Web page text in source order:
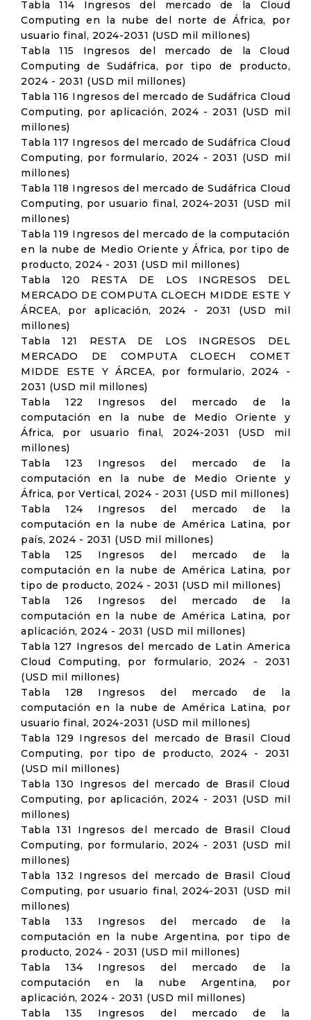
Tabla 114 Ingresos del mercado de la Cloud
Computing en la nube del norte de África, por
usuario final, 2024-2031 (USD mil millones)
Tabla 115 Ingresos del mercado de la Cloud
Computing de Sudáfrica, por tipo de producto,
2024 - 2031 (USD mil millones)
Tabla 116 Ingresos del mercado de Sudáfrica Cloud
Computing, por aplicación, 2024 - 2031 (USD mil
millones)
Tabla 117 Ingresos del mercado de Sudáfrica Cloud
Computing, por formulario, 2024 - 2031 (USD mil
millones)
Tabla 118 Ingresos del mercado de Sudáfrica Cloud
Computing, por usuario final, 2024-2031 (USD mil
millones)
Tabla 119 Ingresos del mercado de la computación
en la nube de Medio Oriente y África, por tipo de
producto, 2024 - 2031 (USD mil millones)
Tabla 120 RESTA DE LOS INGRESOS DEL
MERCADO DE COMPUTA CLOECH MIDDE ESTE Y
ÁRCEA, por aplicación, 2024 - 2031 (USD mil
millones)
Tabla 121 RESTA DE LOS INGRESOS DEL
MERCADO DE COMPUTA CLOECH COMET
MIDDE ESTE Y ÁRCEA, por formulario, 2024 -
2031 (USD mil millones)
Tabla 122 Ingresos del mercado de la
computación en la nube de Medio Oriente y
África, por usuario final, 2024-2031 (USD mil
millones)
Tabla 123 Ingresos del mercado de la
computación en la nube de Medio Oriente y
África, por Vertical, 2024 - 2031 (USD mil millones)
Tabla 124 Ingresos del mercado de la
computación en la nube de América Latina, por
país, 2024 - 2031 (USD mil millones)
Tabla 125 Ingresos del mercado de la
computación en la nube de América Latina, por
tipo de producto, 2024 - 2031 (USD mil millones)
Tabla 126 Ingresos del mercado de la
computación en la nube de América Latina, por
aplicación, 2024 - 2031 (USD mil millones)
Tabla 127 Ingresos del mercado de Latin America
Cloud Computing, por formulario, 2024 - 2031
(USD mil millones)
Tabla 128 Ingresos del mercado de la
computación en la nube de América Latina, por
usuario final, 2024-2031 (USD mil millones)
Tabla 129 Ingresos del mercado de Brasil Cloud
Computing, por tipo de producto, 2024 - 2031
(USD mil millones)
Tabla 130 Ingresos del mercado de Brasil Cloud
Computing, por aplicación, 2024 - 2031 (USD mil
millones)
Tabla 131 Ingresos del mercado de Brasil Cloud
Computing, por formulario, 2024 - 2031 (USD mil
millones)
Tabla 132 Ingresos del mercado de Brasil Cloud
Computing, por usuario final, 2024-2031 (USD mil
millones)
Tabla 133 Ingresos del mercado de la
computación en la nube Argentina, por tipo de
producto, 2024 - 2031 (USD mil millones)
Tabla 134 Ingresos del mercado de la
computación en la nube Argentina, por
aplicación, 2024 - 2031 (USD mil millones)
Tabla 135 Ingresos del mercado de la